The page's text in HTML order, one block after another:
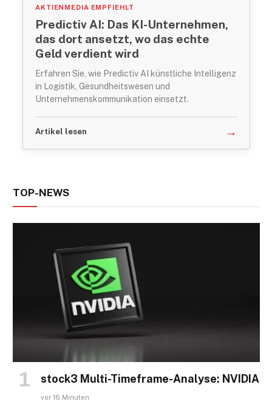
AKTIENMEDIA EMPFIEHLT
Predictiv AI: Das KI-Unternehmen,
das dort ansetzt, wo das echte
Geld verdient wird
Erfahren Sie, wie Predictiv AI künstliche Intelligenz
in Logistik, Gesundheitswesen und
Unternehmenskommunikation einsetzt.
Artikel lesen →
TOP-NEWS
stock3 Multi-Timeframe-Analyse: NVIDIA
vor 16 Minuten